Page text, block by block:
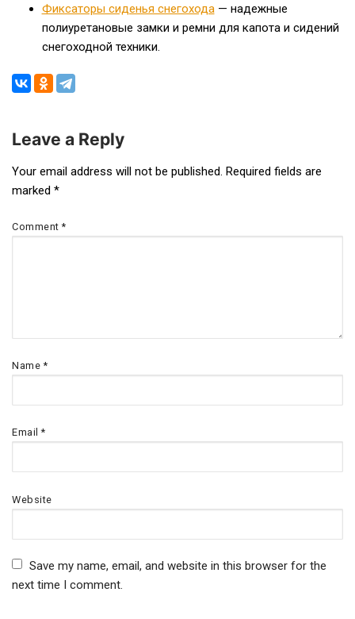
Фиксаторы сиденья снегохода— надежные
полиуретановые замки и ремни для капота и сидений
снегоходной техники.
Post
navigation
Leave a Reply
Your email address will not be published. Required fields are
marked *
Comment*
Name*
Email*
Website
Save my name, email, and website in this browser for the
next time I comment.